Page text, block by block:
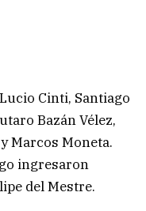
Cinti, Santiago
Bazán Vélez,
Marcos Moneta.
ingresaron
del Mestre.